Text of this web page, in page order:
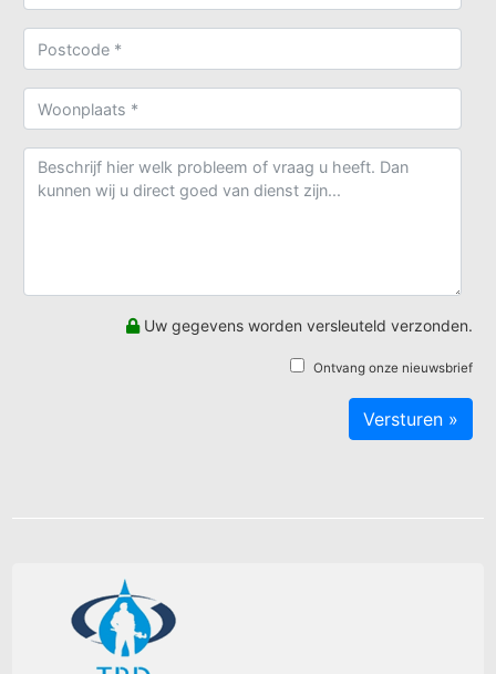
Uw gegevens worden versleuteld verzonden.
Ontvang onze nieuwsbrief